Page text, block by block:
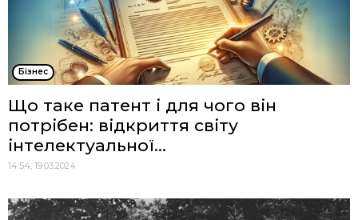
Бізнес
Що таке патент і для чого він
потрібен: відкриття світу
інтелектуальної...
14:54, 19.03.2024